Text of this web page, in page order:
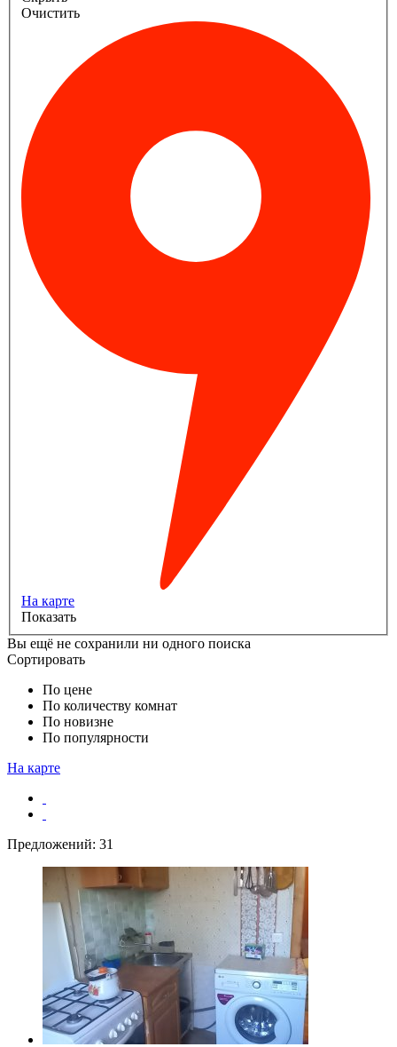
Очистить
На карте
Показать
Вы ещё не сохранили ни одного поиска
Сортировать
По цене
По количеству комнат
По новизне
По популярности
На карте
Предложений: 31